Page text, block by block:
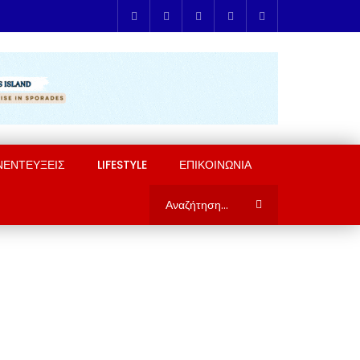
LIFESTYLE ΕΠΙΚΟΙΝΩΝΙΑ